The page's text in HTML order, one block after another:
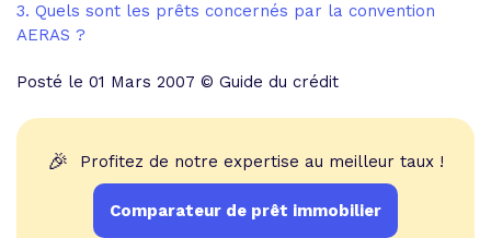
3. Quels sont les prêts concernés par la convention
AERAS ?
Posté le 01 Mars 2007 © Guide du crédit
🎉 Profitez de notre expertise au meilleur taux !
Comparateur de prêt immobilier